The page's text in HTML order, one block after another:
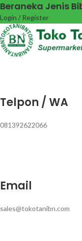
Beraneka Jenis
Login / Register
Telpon / WA
081392622066
Email
sales@tokotanibn.com